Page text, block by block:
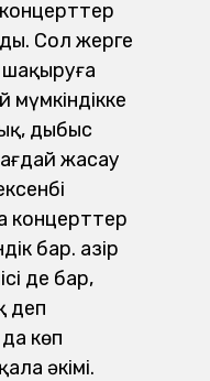
Сол жерге
дыбыс
жасау
концерттер
бар. Қазір
де бар,
деп
көп
әкімі.